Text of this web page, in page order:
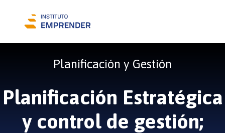
Planificación y Gestión
Planificación Estratégica
y control de gestión;